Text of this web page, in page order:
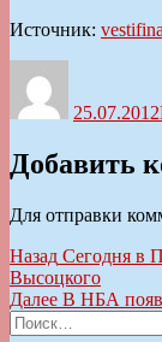
Источник:
25.07.2012
Добавить
Для отправки
Навигация
по
записям
Назад
запись:
Сегодня в
Высоцкого
Далее Следующая
В НБА
Искать: